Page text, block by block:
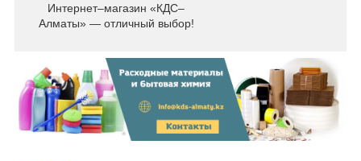
Интернет–магазин «КДС–
Алматы» — отличный выбор!